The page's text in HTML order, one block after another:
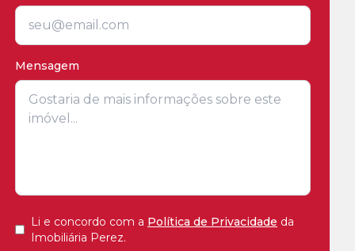
Mensagem
Li e concordo com a Política de Privacidade da
Imobiliária Perez.